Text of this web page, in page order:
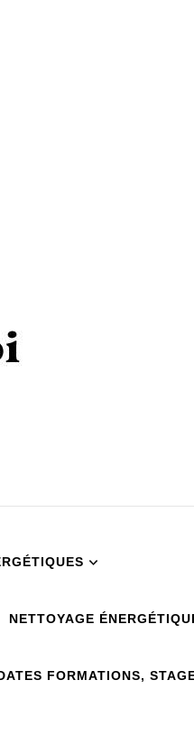
NETTOYAGE
FORMATIONS,